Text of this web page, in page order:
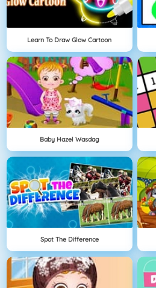
Learn To Draw Glow Cartoon
Baby Hazel Wasdag
Spot The Difference